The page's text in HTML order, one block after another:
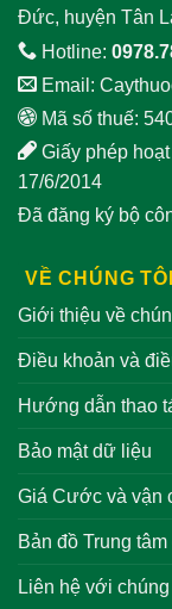
Đức, huyện Tân
Hotline:
Email:
Mã số thuế:
Giấy phép
17/6/2014
Đã đăng ký bộ
VỀ CHÚNG TÔI
Giới thiệu về
Điều khoản và
Hướng dẫn thao
Bảo mật dữ liệu
Giá Cước và vận
Bản đồ Trung
Liên hệ với chúng